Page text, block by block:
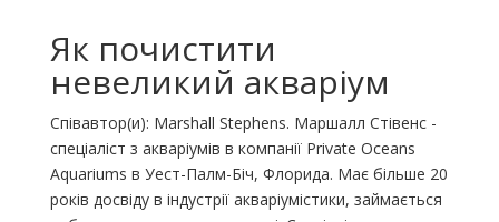
Як почистити
невеликий акваріум
Співавтор(и): Marshall Stephens. Маршалл Стівенс -
спеціаліст з акваріумів в компанії Private Oceans
Aquariums в Уест-Палм-Біч, Флорида. Має більше 20
років досвіду в індустрії акваріумістики, займається